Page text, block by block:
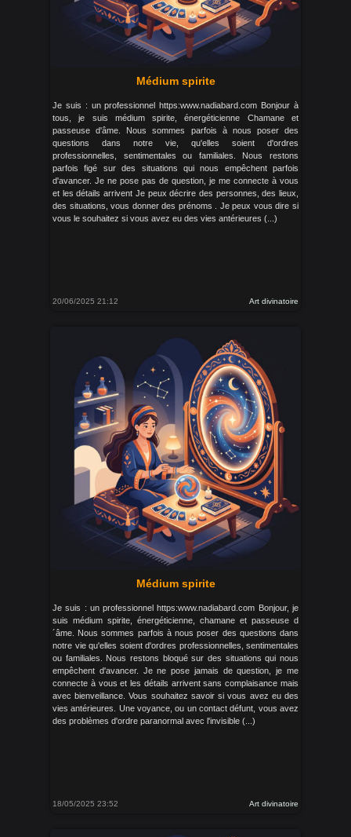
Médium spirite
Je suis : un professionnel https:www.nadiabard.com Bonjour à
tous, je suis médium spirite, énergéticienne Chamane et
passeuse d'âme. Nous sommes parfois à nous poser des
questions dans notre vie, qu'elles soient d'ordres
professionnelles, sentimentales ou familiales. Nous restons
parfois figé sur des situations qui nous empêchent parfois
d'avancer. Je ne pose pas de question, je me connecte à vous
et les détails arrivent Je peux décrire des personnes, des lieux,
des situations, vous donner des prénoms . Je peux vous dire si
vous le souhaitez si vous avez eu des vies antérieures (...)
20/06/2025 21:12 Art divinatoire
Médium spirite
Je suis : un professionnel https:www.nadiabard.com Bonjour, je
suis médium spirite, énergéticienne, chamane et passeuse d
´âme. Nous sommes parfois à nous poser des questions dans
notre vie qu'elles soient d'ordres professionnelles, sentimentales
ou familiales. Nous restons bloqué sur des situations qui nous
empêchent d'avancer. Je ne pose jamais de question, je me
connecte à vous et les détails arrivent sans complaisance mais
avec bienveillance. Vous souhaitez savoir si vous avez eu des
vies antérieures. Une voyance, ou un contact défunt, vous avez
des problèmes d'ordre paranormal avec l'invisible (...)
18/05/2025 23:52 Art divinatoire